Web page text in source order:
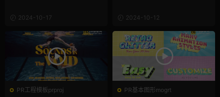
2024-10-17 2024-10-12
PR工程模板prproj
PR基本图形mogrt